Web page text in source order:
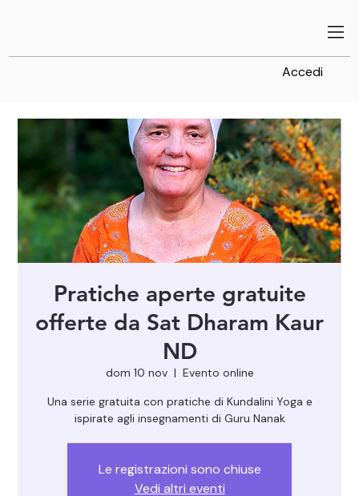
Accedi
Pratiche aperte gratuite
offerte da Sat Dharam Kaur
ND
dom 10 nov
  |
Evento online
Una serie gratuita con pratiche di Kundalini Yoga e
ispirate agli insegnamenti di Guru Nanak
Le registrazioni sono chiuse
Vedi altri eventi